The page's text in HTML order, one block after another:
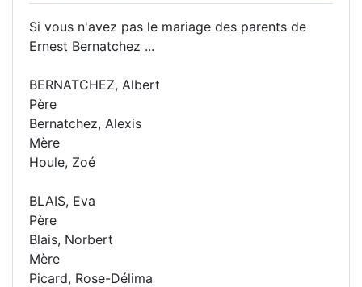
Si vous n'avez pas le mariage des parents de
Ernest Bernatchez ...
BERNATCHEZ, Albert
Père
Bernatchez, Alexis
Mère
Houle, Zoé
BLAIS, Eva
Père
Blais, Norbert
Mère
Picard, Rose-Délima